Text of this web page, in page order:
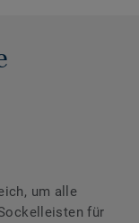
um alle
für